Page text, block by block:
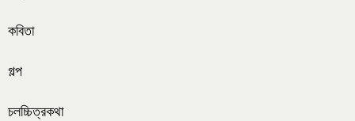
কবিতা
গল্প
চলচ্চিত্রকথা